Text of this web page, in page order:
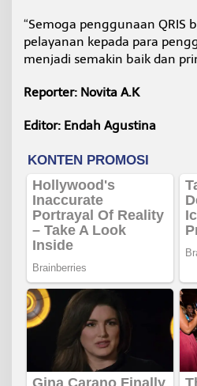
“Semoga penggunaan QRIS
pelayanan kepada para
menjadi semakin baik dan
Reporter: Novita A.K
Editor: Endah Agustina